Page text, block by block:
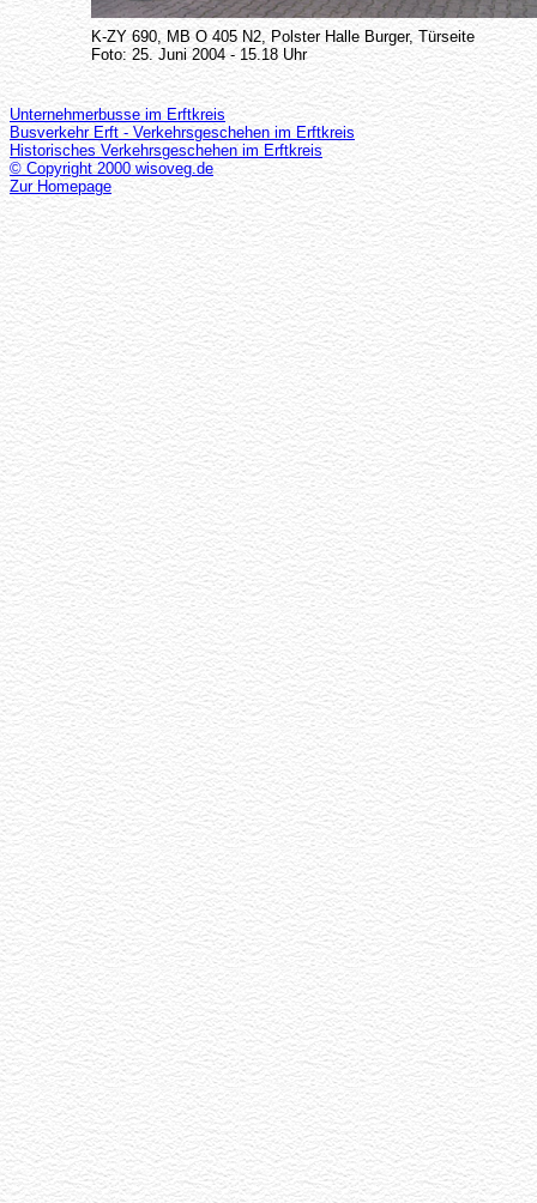
K-ZY 690, MB O 405 N2, Polster Halle Burger, Türseite
Foto: 25. Juni 2004 - 15.18 Uhr
Unternehmerbusse im Erftkreis
Busverkehr Erft - Verkehrsgeschehen im Erftkreis
Historisches Verkehrsgeschehen im Erftkreis
© Copyright 2000 wisoveg.de
Zur Homepage